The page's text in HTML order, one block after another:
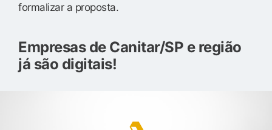
formalizar a proposta.
Empresas de Canitar/SP e região
já são digitais!